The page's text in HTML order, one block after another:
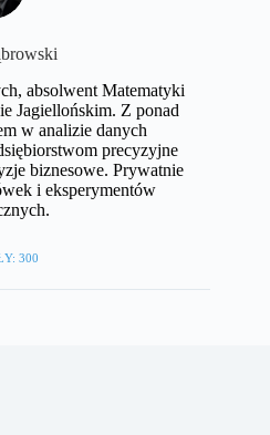
absolwent Matematyki
Jagiellońskim. Z ponad
w analizie danych
precyzyjne
biznesowe. Prywatnie
i eksperymentów
300